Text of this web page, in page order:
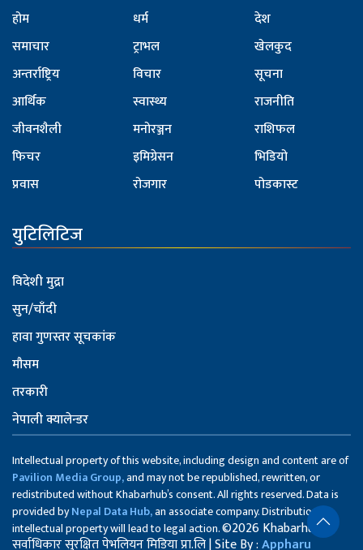
होम
समाचार
अन्तर्राष्ट्रिय
आर्थिक
जीवनशैली
फिचर
प्रवास
धर्म
ट्राभल
विचार
स्वास्थ्य
मनोरञ्जन
इमिग्रेसन
रोजगार
देश
खेलकुद
सूचना
राजनीति
राशिफल
भिडियो
पोडकास्ट
युटिलिटिज
विदेशी मुद्रा
सुन/चाँदी
हावा गुणस्तर सूचकांक
मौसम
तरकारी
नेपाली क्यालेन्डर
Intellectual property of this website, including design and content are of
Pavilion Media Group,and may not be republished, rewritten, or
redistributed without Khabarhub’s consent. All rights reserved. Data is
provided byNepal Data Hub,an associate company. Distribution of
intellectual property will lead to legal action.©2026 Khabarhub
सर्वाधिकार सुरक्षित पेभलियन मिडिया प्रा.लि | Site By :Appharu